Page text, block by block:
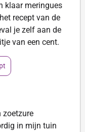
klaar meringues
recept van de
je zelf aan de
van een cent.
zoetzure
in mijn tuin